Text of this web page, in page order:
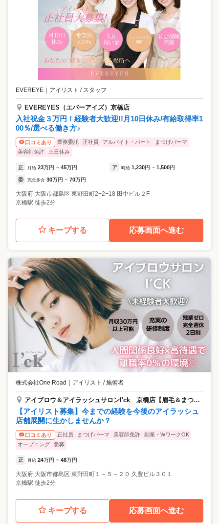
EVEREYE ｜ アイリスト / スタッフ
EVEREYES（エバーアイズ）京橋店
入社祝金３万円！経験者大歓迎!!月10日休み/有給取得率1
00％/選べる働き方♪
口コミあり 業務委託 正社員 アルバイト・パート
まつげパーマ
美容師免許
土日休み
正 月給 23万円 ~ 45万円 ア 時給 1,230円 ~ 1,500円
委 完全歩合 30万円 ~ 70万円
大阪府 大阪市都島区 東野田町2−2−18 田中ビル２F
京橋駅 徒歩2分
キープする 応募画面へ進む
株式会社One Road ｜ アイリスト / 施術者
アイブロウ＆アイラッシュサロンI'ck 京橋店【眉毛＆まつ毛専門店】
【アイリスト募集】今までの経験を今後のアイラッシュ
店舗展開に生かしませんか？
口コミあり 正社員 まつげパーマ 美容師免許
副業・WワークOK
オープニング
急募
正 月給 24万円 ~ 48万円
大阪府 大阪市都島区 東野田町１－５－２０ 久豊ビル３０１
京橋駅 徒歩2分
キープする 応募画面へ進む